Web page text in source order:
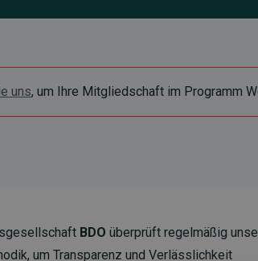
uns, um Ihre Mitgliedschaft im Programm
BDO überprüft regelmäßig
um Transparenz und Verlässlichkeit